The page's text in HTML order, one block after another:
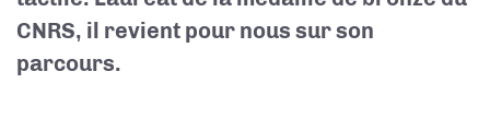
CNRS, il revient pour nous sur son
parcours.